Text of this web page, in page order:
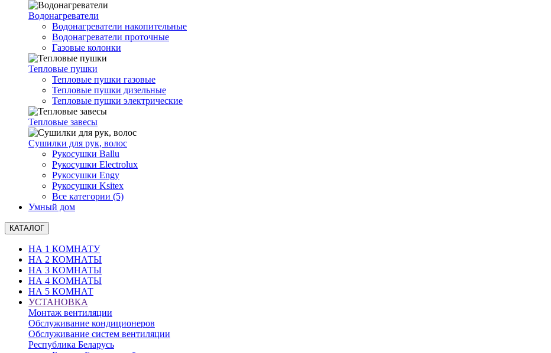
Водонагреватели
Водонагреватели накопительные
Водонагреватели проточные
Газовые колонки
Тепловые пушки
Тепловые пушки газовые
Тепловые пушки дизельные
Тепловые пушки электрические
Тепловые завесы
Сушилки для рук, волоc
Рукосушки Ballu
Рукосушки Electrolux
Рукосушки Engy
Рукосушки Ksitex
Все категории (5)
Умный дом
КАТАЛОГ
НА 1 КОМНАТУ
НА 2 КОМНАТЫ
НА 3 КОМНАТЫ
НА 4 КОМНАТЫ
НА 5 КОМНАТ
УСТАНОВКА
Монтаж вентиляции
Обслуживание кондиционеров
Обслуживание систем вентиляции
Республика Беларусь